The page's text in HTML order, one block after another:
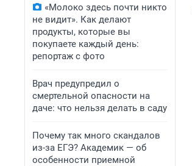
«Молоко здесь почти никто
не видит». Как делают
продукты, которые вы
покупаете каждый день:
репортаж с фото
Врач предупредил о
смертельной опасности на
даче: что нельзя делать в саду
Почему так много скандалов
из-за ЕГЭ? Академик — об
особенности приемной